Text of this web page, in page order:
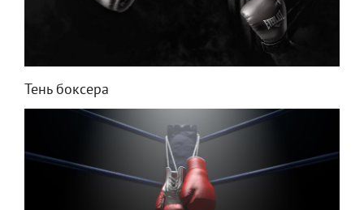
Тень боксера